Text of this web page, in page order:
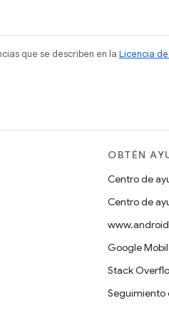
que se describen en la Licencia
OBTÉN
Centro de
Centro de
Google
Stack
Seguimiento